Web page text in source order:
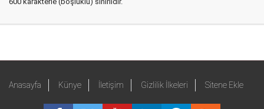
Anasayfa Künye İletişim Gizlilik İlkeleri Sitene Ekle